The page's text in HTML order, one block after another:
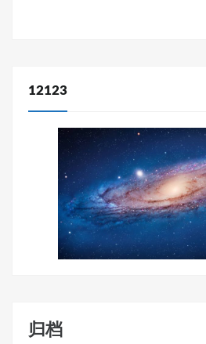
12123
归档